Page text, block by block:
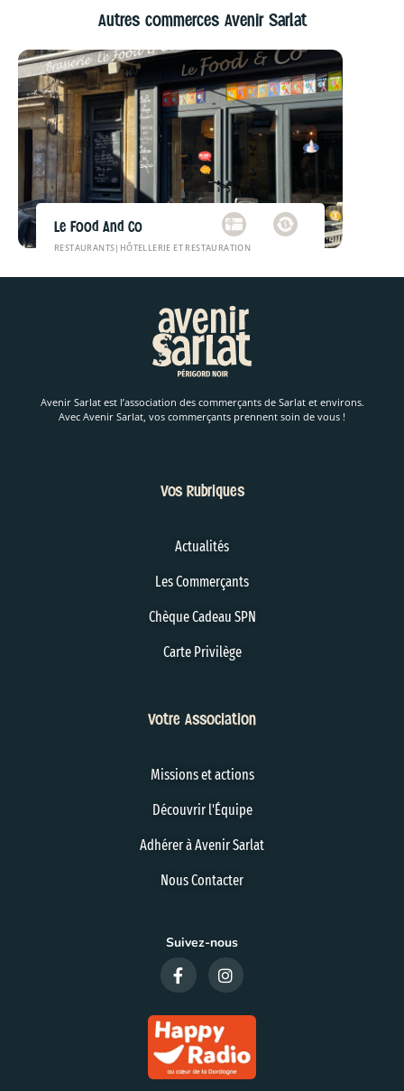
Autres commerces Avenir Sarlat
Le Food And Co
RESTAURANTS| HÔTELLERIE ET RESTAURATION
Avenir Sarlat est l’association des commerçants de Sarlat et environs.
Avec Avenir Sarlat, vos commerçants prennent soin de vous !
Vos Rubriques
Actualités
Les Commerçants
Chèque Cadeau SPN
Carte Privilège
Votre Association
Missions et actions
Découvrir l'Équipe
Adhérer à Avenir Sarlat
Nous Contacter
Suivez-nous